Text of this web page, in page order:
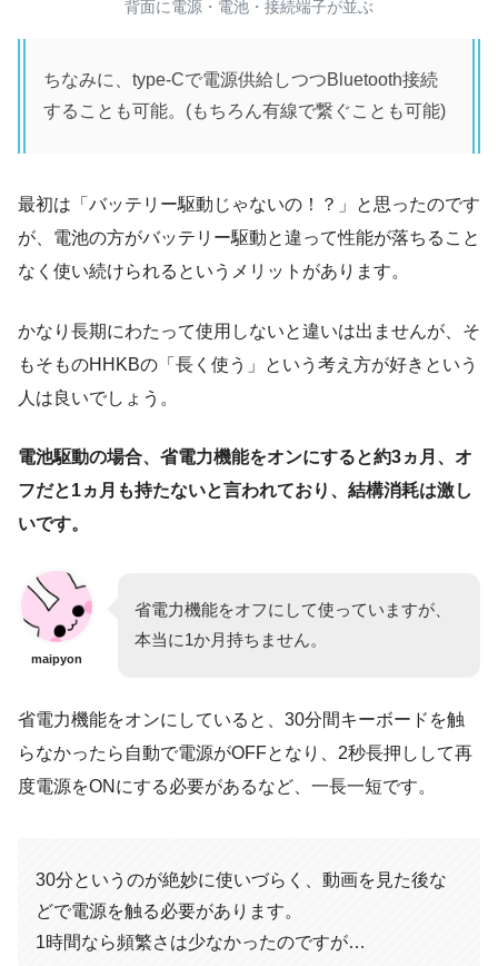
背面に電源・電池・接続端子が並ぶ
ちなみに、type-Cで電源供給しつつBluetooth接続
することも可能。(もちろん有線で繋ぐことも可能)
最初は「バッテリー駆動じゃないの！？」と思ったのです
が、電池の方がバッテリー駆動と違って性能が落ちること
なく使い続けられるというメリットがあります。
かなり長期にわたって使用しないと違いは出ませんが、そ
もそものHHKBの「長く使う」という考え方が好きという
人は良いでしょう。
電池駆動の場合、省電力機能をオンにすると約3ヵ月、オ
フだと1ヵ月も持たないと言われており、結構消耗は激し
いです。
maipyon
省電力機能をオフにして使っていますが、
本当に1か月持ちません。
省電力機能をオンにしていると、30分間キーボードを触
らなかったら自動で電源がOFFとなり、2秒長押しして再
度電源をONにする必要があるなど、一長一短です。
30分というのが絶妙に使いづらく、動画を見た後な
どで電源を触る必要があります。
1時間なら頻繁さは少なかったのですが…